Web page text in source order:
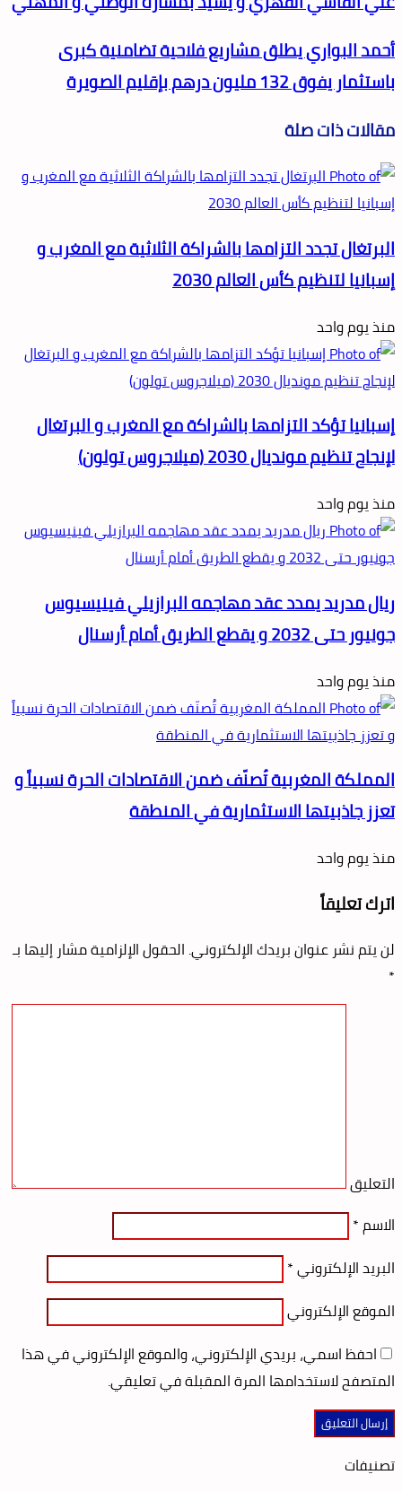
أحمد البواري يطلق مشاريع فلاحية تضامنية كبرى
باستثمار يفوق 132 مليون درهم بإقليم الصويرة
مقالات ذات صلة
البرتغال تجدد التزامها بالشراكة الثلاثية مع المغرب و
إسبانيا لتنظيم كأس العالم 2030
منذ يوم واحد
إسبانيا تؤكد التزامها بالشراكة مع المغرب و البرتغال
لإنجاح تنظيم مونديال 2030 (ميلاجروس تولون)
منذ يوم واحد
ريال مدريد يمدد عقد مهاجمه البرازيلي فينيسيوس
جونيور حتى 2032 و يقطع الطريق أمام أرسنال
منذ يوم واحد
المملكة المغربية تُصنّف ضمن الاقتصادات الحرة نسبياً و
تعزز جاذبيتها الاستثمارية في المنطقة
منذ يوم واحد
اترك تعليقاً
لن يتم نشر عنوان بريدك الإلكتروني. الحقول الإلزامية مشار إليها بـ
*
التعليق
الاسم*
البريد الإلكتروني*
الموقع الإلكتروني
احفظ اسمي، بريدي الإلكتروني، والموقع الإلكتروني في هذا
المتصفح لاستخدامها المرة المقبلة في تعليقي.
تصنيفات